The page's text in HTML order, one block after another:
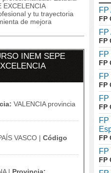
EXCELENCIA
y tu trayectoria
de mejora
INEM SEPE
VALENCIA provincia
VASCO | Código
FP
FP
FP
FP
FP
FP
FP